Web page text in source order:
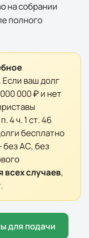
на собрании
полного
Если ваш долг
000 ₽ и нет
4 ч. 1 ст. 46
бесплатно
АС, без
всех случаев,
для подачи